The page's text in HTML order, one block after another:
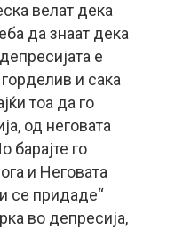
велат дека
да знаат дека
е
и сака
тоа да го
од неговата
барајте го
и Неговата
се придаде“
во депресија,